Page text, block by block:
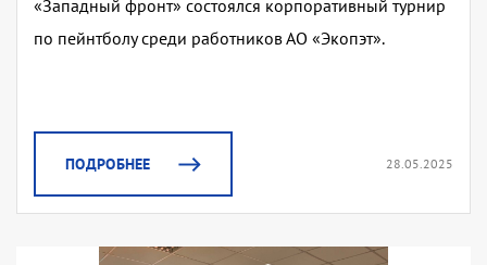
«Западный фронт» состоялся корпоративный турнир
по пейнтболу среди работников АО «Экопэт».
ПОДРОБНЕЕ 28.05.2025